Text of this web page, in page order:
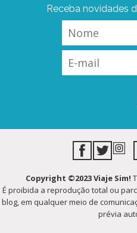
Receba novidades
Copyright ©2023 Viaje Sim!
É proibida a reprodução total ou
blog, em qualquer meio de
prévia